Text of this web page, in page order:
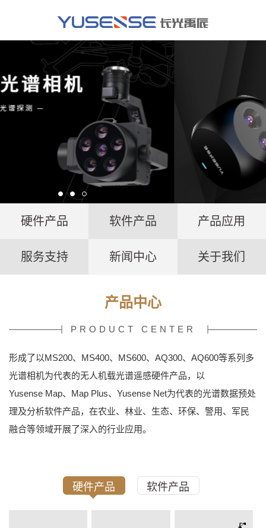
硬件产品 软件产品 产品应用
服务支持 新闻中心 关于我们
产品中心
PRODUCT CENTER
形成了以MS200、MS400、MS600、AQ300、AQ600等系列多
光谱相机为代表的无人机载光谱遥感硬件产品，以
Yusense Map、Map Plus、Yusense Net为代表的光谱数据预处
理及分析软件产品，在农业、林业、生态、环保、警用、军民
融合等领域开展了深入的行业应用。
硬件产品 软件产品